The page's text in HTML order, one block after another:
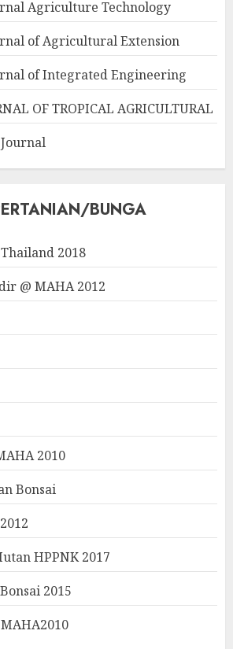
Agriculture Technology
of Agricultural Extension
of Integrated Engineering
OF TROPICAL AGRICULTURAL
BUNGA
2018
@ MAHA 2012
2010
Bonsai
HPPNK 2017
2015